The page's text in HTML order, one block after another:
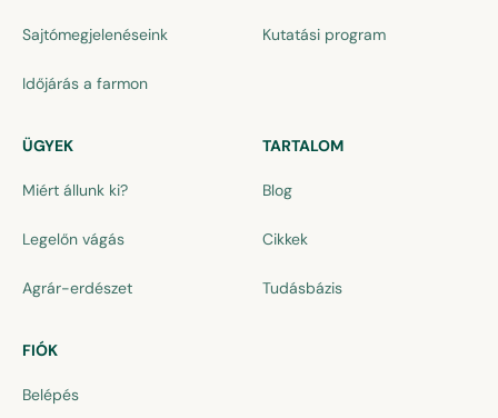
Sajtómegjelenéseink
Időjárás a farmon
Kutatási program
ÜGYEK
Miért állunk ki?
Legelőn vágás
Agrár-erdészet
TARTALOM
Blog
Cikkek
Tudásbázis
FIÓK
Belépés